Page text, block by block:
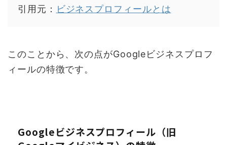
引用元： ビジネスプロフィールとは
このことから、次の点がGoogleビジネスプロフ
ィールの特徴です。
Googleビジネスプロフィール（旧